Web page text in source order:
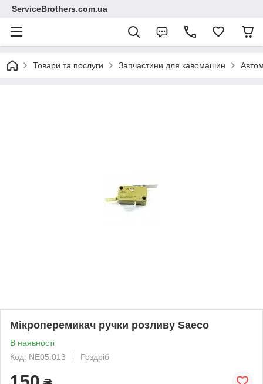
ServiceBrothers.com.ua
Товари та послуги Запчастини для кавомашин
Мікроперемикач ручки розливу Saeco
В наявності
Код: NE05.013
Роздріб